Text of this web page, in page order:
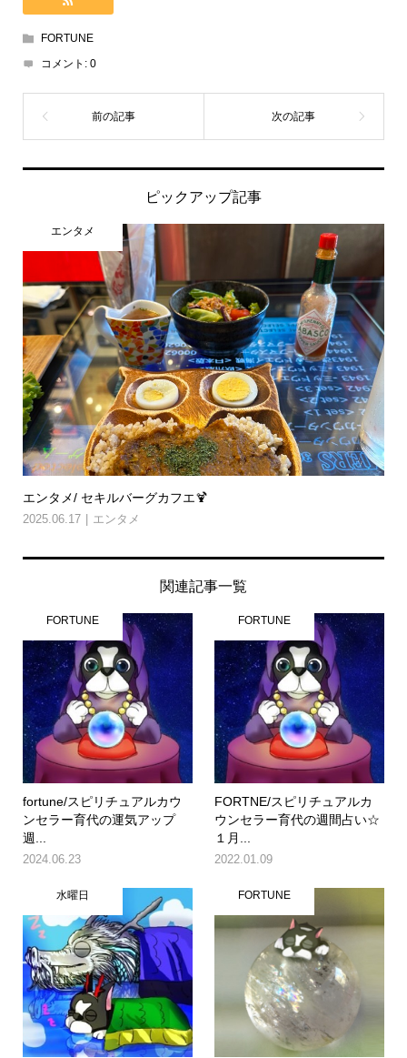
FORTUNE
コメント: 0
ピックアップ記事
エンタメ
エンタメ/ セキルバーグカフエ🍹
2025.06.17 エンタメ
関連記事一覧
FORTUNE
fortune/スピリチュアルカウ
ンセラー育代の運気アップ
週...
2024.06.23
FORTUNE
FORTNE/スピリチュアルカ
ウンセラー育代の週間占い☆
１月...
2022.01.09
水曜日 FORTUNE